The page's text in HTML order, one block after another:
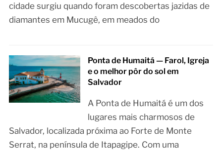
cidade surgiu quando foram descobertas jazidas de
diamantes em Mucugê, em meados do
Ponta de Humaitá — Farol, Igreja
e o melhor pôr do sol em
Salvador
A Ponta de Humaitá é um dos
lugares mais charmosos de
Salvador, localizada próxima ao Forte de Monte
Serrat, na península de Itapagipe. Com uma